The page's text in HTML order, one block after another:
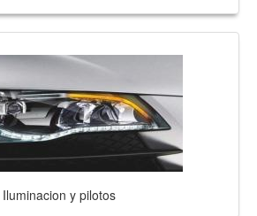
Iluminacion y pilotos